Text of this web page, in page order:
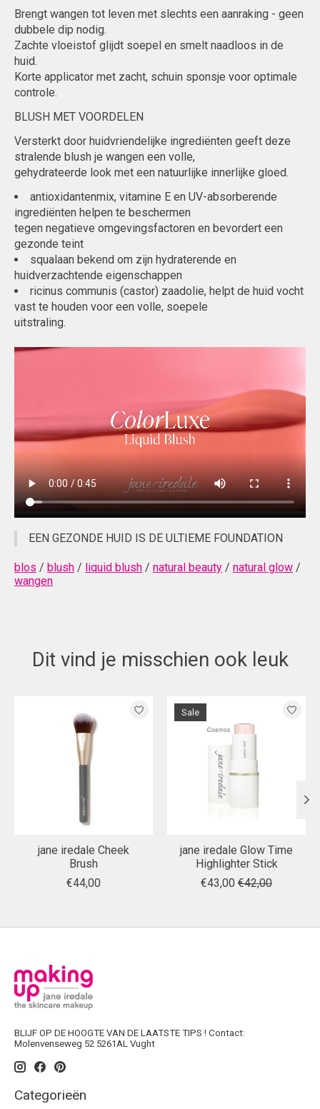
Brengt wangen tot leven met slechts een aanraking - geen
dubbele dip nodig.
Zachte vloeistof glijdt soepel en smelt naadloos in de
huid.
Korte applicator met zacht, schuin sponsje voor optimale
controle.
BLUSH MET VOORDELEN
Versterkt door huidvriendelijke ingrediënten geeft deze
stralende blush je wangen een volle,
gehydrateerde look met een natuurlijke innerlijke gloed.
antioxidantenmix, vitamine E en UV-absorberende
ingrediënten helpen te beschermen
tegen negatieve omgevingsfactoren en bevordert een
gezonde teint
squalaan bekend om zijn hydraterende en
huidverzachtende eigenschappen
ricinus communis (castor) zaadolie, helpt de huid vocht
vast te houden voor een volle, soepele
uitstraling.
EEN GEZONDE HUID IS DE ULTIEME FOUNDATION
blos / blush / liquid blush / natural beauty / natural glow /
wangen
Dit vind je misschien ook leuk
Items van productcarrousel
jane iredale Cheek
Brush
€44,00
Sale
jane iredale Glow Time
Highlighter Stick
€43,00 €42,00
BLIJF OP DE HOOGTE VAN DE LAATSTE TIPS ! Contact:
Molenvenseweg 52 5261AL Vught
Categorieën